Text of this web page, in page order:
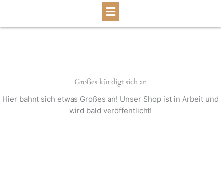
Main
Menu
Großes kündigt sich an
Hier bahnt sich etwas Großes an! Unser Shop ist in Arbeit und
wird bald veröffentlicht!